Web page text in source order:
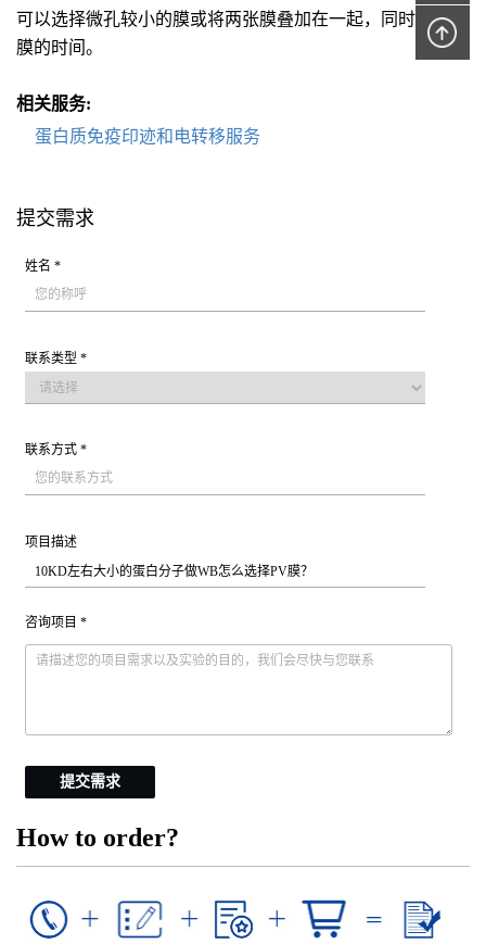
可以选择微孔较小的膜或将两张膜叠加在一起，同时缩短转
膜的时间。
相关服务:
蛋白质免疫印迹和电转移服务
提交需求
姓名 *
联系类型 *
联系方式 *
项目描述
咨询项目 *
提交需求
How to order?